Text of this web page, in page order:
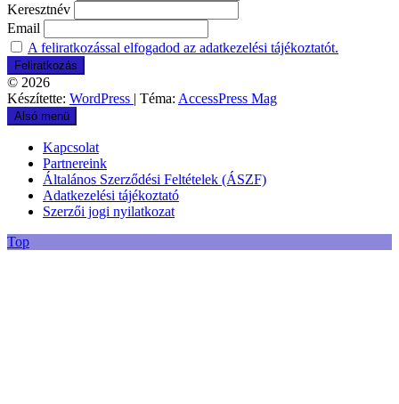
Keresztnév
Email
A feliratkozással elfogadod az adatkezelési tájékoztatót.
© 2026
Készítette: WordPress | Téma: AccessPress Mag
Alsó menü
Kapcsolat
Partnereink
Általános Szerződési Feltételek (ÁSZF)
Adatkezelési tájékoztató
Szerzői jogi nyilatkozat
Top